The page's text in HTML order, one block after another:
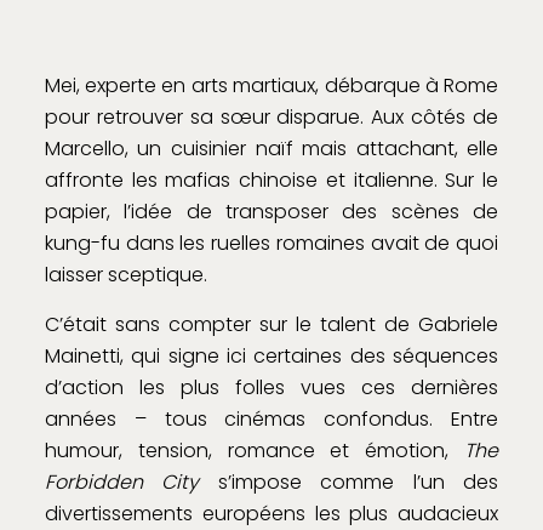
Mei, experte en arts martiaux, débarque à Rome
pour retrouver sa sœur disparue. Aux côtés de
Marcello, un cuisinier naïf mais attachant, elle
affronte les mafias chinoise et italienne. Sur le
papier, l’idée de transposer des scènes de
kung-fu dans les ruelles romaines avait de quoi
laisser sceptique.
C’était sans compter sur le talent de Gabriele
Mainetti, qui signe ici certaines des séquences
d’action les plus folles vues ces dernières
années – tous cinémas confondus. Entre
humour, tension, romance et émotion,
The
Forbidden Citys’impose comme l’un des
divertissements européens les plus audacieux